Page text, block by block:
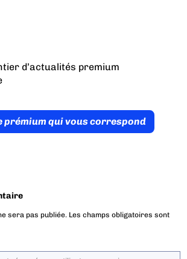
d’actualités premium
prémium qui vous correspond
sera pas publiée. Les champs obligatoires sont